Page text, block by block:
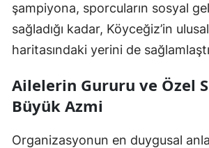
şampiyona, sporcuların sosyal
sağladığı kadar, Köyceğiz’in
haritasındaki yerini de
Ailelerin Gururu ve Özel
Büyük Azmi
Organizasyonun en duygusal